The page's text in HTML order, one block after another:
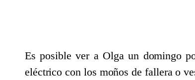
Es posible ver a Olga un domingo
eléctrico con los moños de fallera o